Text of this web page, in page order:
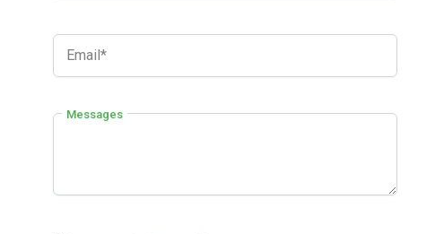
Email*
Messages